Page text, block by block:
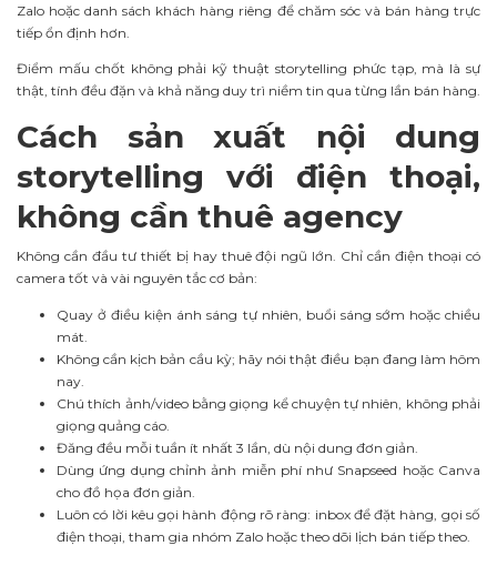
Zalo hoặc danh sách khách hàng riêng để chăm sóc và bán hàng trực
tiếp ổn định hơn.
Điểm mấu chốt không phải kỹ thuật storytelling phức tạp, mà là sự
thật, tính đều đặn và khả năng duy trì niềm tin qua từng lần bán hàng.
Cách sản xuất nội dung
storytelling với điện thoại,
không cần thuê agency
Không cần đầu tư thiết bị hay thuê đội ngũ lớn. Chỉ cần điện thoại có
camera tốt và vài nguyên tắc cơ bản:
Quay ở điều kiện ánh sáng tự nhiên, buổi sáng sớm hoặc chiều
mát.
Không cần kịch bản cầu kỳ; hãy nói thật điều bạn đang làm hôm
nay.
Chú thích ảnh/video bằng giọng kể chuyện tự nhiên, không phải
giọng quảng cáo.
Đăng đều mỗi tuần ít nhất 3 lần, dù nội dung đơn giản.
Dùng ứng dụng chỉnh ảnh miễn phí như Snapseed hoặc Canva
cho đồ họa đơn giản.
Luôn có lời kêu gọi hành động rõ ràng: inbox để đặt hàng, gọi số
điện thoại, tham gia nhóm Zalo hoặc theo dõi lịch bán tiếp theo.